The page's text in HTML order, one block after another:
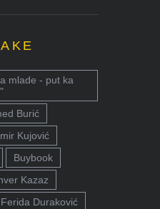
mlade - put ka
Burić
Kujović
Buybook
Kazaz
Ferida Duraković